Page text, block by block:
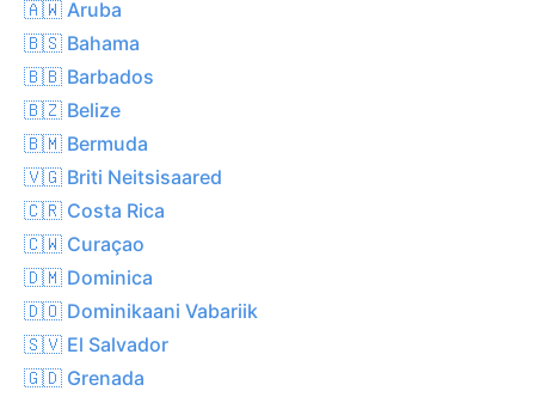
🇦🇼 Aruba
🇧🇸 Bahama
🇧🇧 Barbados
🇧🇿 Belize
🇧🇲 Bermuda
🇻🇬 Briti Neitsisaared
🇨🇷 Costa Rica
🇨🇼 Curaçao
🇩🇲 Dominica
🇩🇴 Dominikaani Vabariik
🇸🇻 El Salvador
🇬🇩 Grenada